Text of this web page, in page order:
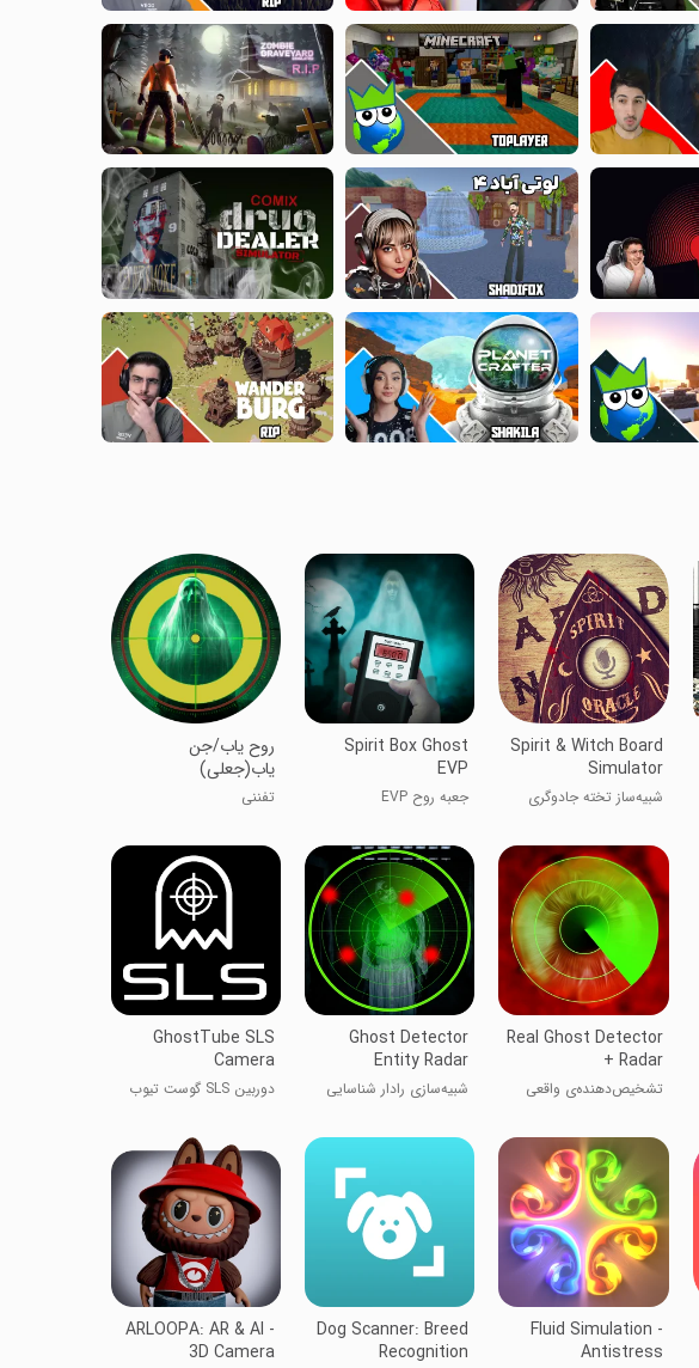
Spirit & Witch Board
Simulator
شبیه‌ساز تخته جادوگری
Spirit Box Ghost
EVP
جعبه روح EVP
روح یاب/جن
یاب(جعلی)
تفننی
Real Ghost Detector
+ Radar
تشخیص‌دهنده‌ی واقعی
Ghost Detector
Entity Radar
شبیه‌سازی رادار شناسایی
GhostTube SLS
Camera
دوربین SLS گوست تیوب
Fluid Simulation -
Antistress
Dog Scanner: Breed
Recognition
ARLOOPA: AR & AI -
3D Camera